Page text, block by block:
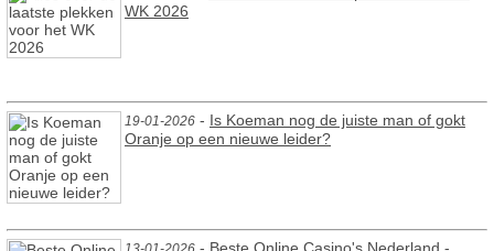
WK 2026
19-01-2026 - Is Koeman nog de juiste man of gokt
Oranje op een nieuwe leider?